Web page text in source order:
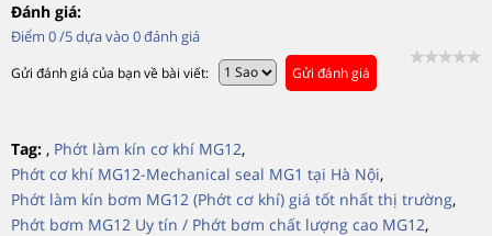
Đánh giá:
Điểm 0/5 dựa vào 0đánh giá
Gửi đánh giá của bạn về bài viết: Gửi đánh giá
Tag: , Phớt làm kín cơ khí MG12,
Phớt cơ khí MG12-Mechanical seal MG1 tại Hà Nội,
Phớt làm kín bơm MG12 (Phớt cơ khí) giá tốt nhất thị trường,
Phớt bơm MG12 Uy tín / Phớt bơm chất lượng cao MG12,